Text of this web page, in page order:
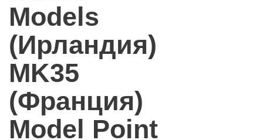
Models
(Ирландия)
MK35
(Франция)
Model Point